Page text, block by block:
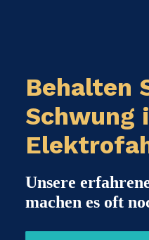
Behalten
Schwung
Unsere
machen es oft